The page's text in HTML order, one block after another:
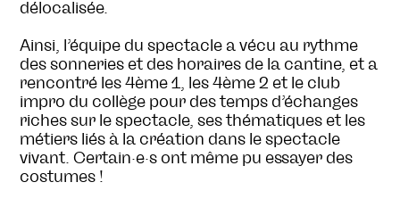
délocalisée.
Ainsi, l’équipe du spectacle a vécu au rythme
des sonneries et des horaires de la cantine, et a
rencontré les 4ème 1, les 4ème 2 et le club
impro du collège pour des temps d’échanges
riches sur le spectacle, ses thématiques et les
métiers liés à la création dans le spectacle
vivant. Certain·e·s ont même pu essayer des
costumes !